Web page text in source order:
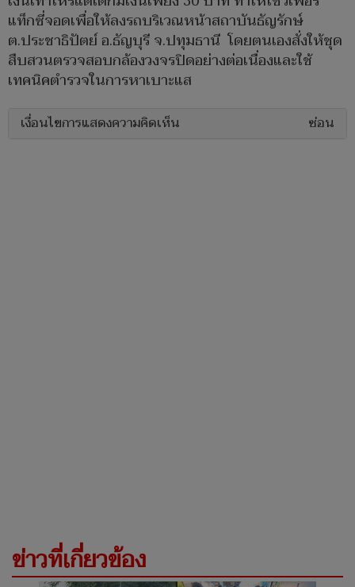
แท็กซี่จอดเพื่อให้ลงรถบริเวณหน้าสถาบันธัญรักษ์
ต.ประชาธิปัตย์ อ.ธัญบุรี จ.ปทุมธานี โดยตนเองสั่งให้ชุด
สืบสวนตรวจสอบกล้องวงจรปิดอย่างต่อเนื่องและใช้
เทคนิคตำรวจในการหาเบาะแส
เงื่อนไขการแสดงความคิดเห็น ซ่อน
ข่าวที่เกี่ยวข้อง